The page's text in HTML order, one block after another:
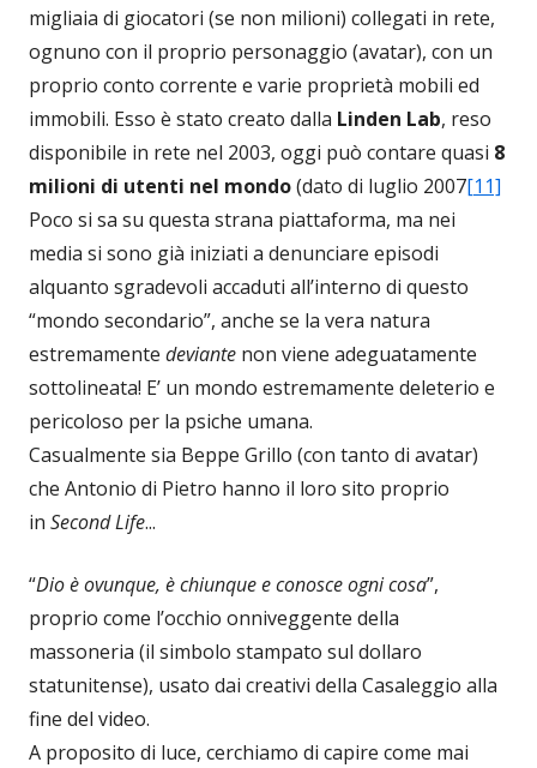
migliaia di giocatori (se non milioni) collegati in rete,
ognuno con il proprio personaggio (avatar), con un
proprio conto corrente e varie proprietà mobili ed
immobili. Esso è stato creato dalla Linden Lab, reso
disponibile in rete nel 2003, oggi può contare quasi 8
milioni di utenti nel mondo(dato di luglio 2007[11]
Poco si sa su questa strana piattaforma, ma nei
media si sono già iniziati a denunciare episodi
alquanto sgradevoli accaduti all’interno di questo
“mondo secondario”, anche se la vera natura
estremamente deviante non viene adeguatamente
sottolineata! E’ un mondo estremamente deleterio e
pericoloso per la psiche umana.
Casualmente sia Beppe Grillo (con tanto di avatar)
che Antonio di Pietro hanno il loro sito proprio
in Second Life...
“Dio è ovunque, è chiunque e conosce ogni cosa”,
proprio come l’occhio onniveggente della
massoneria (il simbolo stampato sul dollaro
statunitense), usato dai creativi della Casaleggio alla
fine del video.
A proposito di luce, cerchiamo di capire come mai